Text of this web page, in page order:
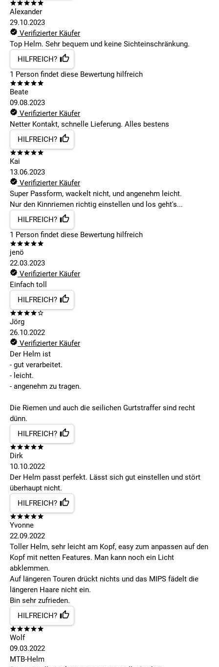
Alexander
29.10.2023
Verifizierter Käufer
Top Helm. Sehr bequem und keine Sichteinschränkung.
HILFREICH?
1 Person findet diese Bewertung hilfreich
Beate
09.08.2023
Verifizierter Käufer
Netter Kontakt, schnelle Lieferung. Alles bestens
HILFREICH?
Kai
13.06.2023
Verifizierter Käufer
Super Passform, wackelt nicht, und angenehm leicht.
Nur den Kinnriemen richtig einstellen und los geht's...
HILFREICH?
1 Person findet diese Bewertung hilfreich
jenö
22.03.2023
Verifizierter Käufer
Einfach toll
HILFREICH?
Jörg
26.10.2022
Verifizierter Käufer
Der Helm ist
- gut verarbeitet.
- leicht.
- angenehm zu tragen.
Die Riemen und auch die seilichen Gurtstraffer sind recht
dünn.
HILFREICH?
Dirk
10.10.2022
Der Helm passt perfekt. Lässt sich gut einstellen und stört
überhaupt nicht.
HILFREICH?
Yvonne
22.09.2022
Toller Helm, sehr leicht am Kopf, easy zum anpassen auf den
Kopf mit netten Features. Man kann noch ein Licht
abklemmen.
Auf längeren Touren drückt nichts und das MIPS fädelt die
längeren Haare nicht ein.
Bin sehr zufrieden.
HILFREICH?
Wolf
09.03.2022
MTB-Helm